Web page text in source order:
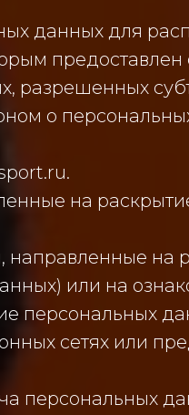
данных для
разрешенных
о
на
на
или на
персональных
сетях или
персональных